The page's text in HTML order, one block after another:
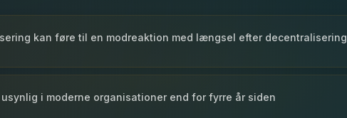
kan føre til en modreaktion med længsel efter decentralisering
i moderne organisationer end for fyrre år siden